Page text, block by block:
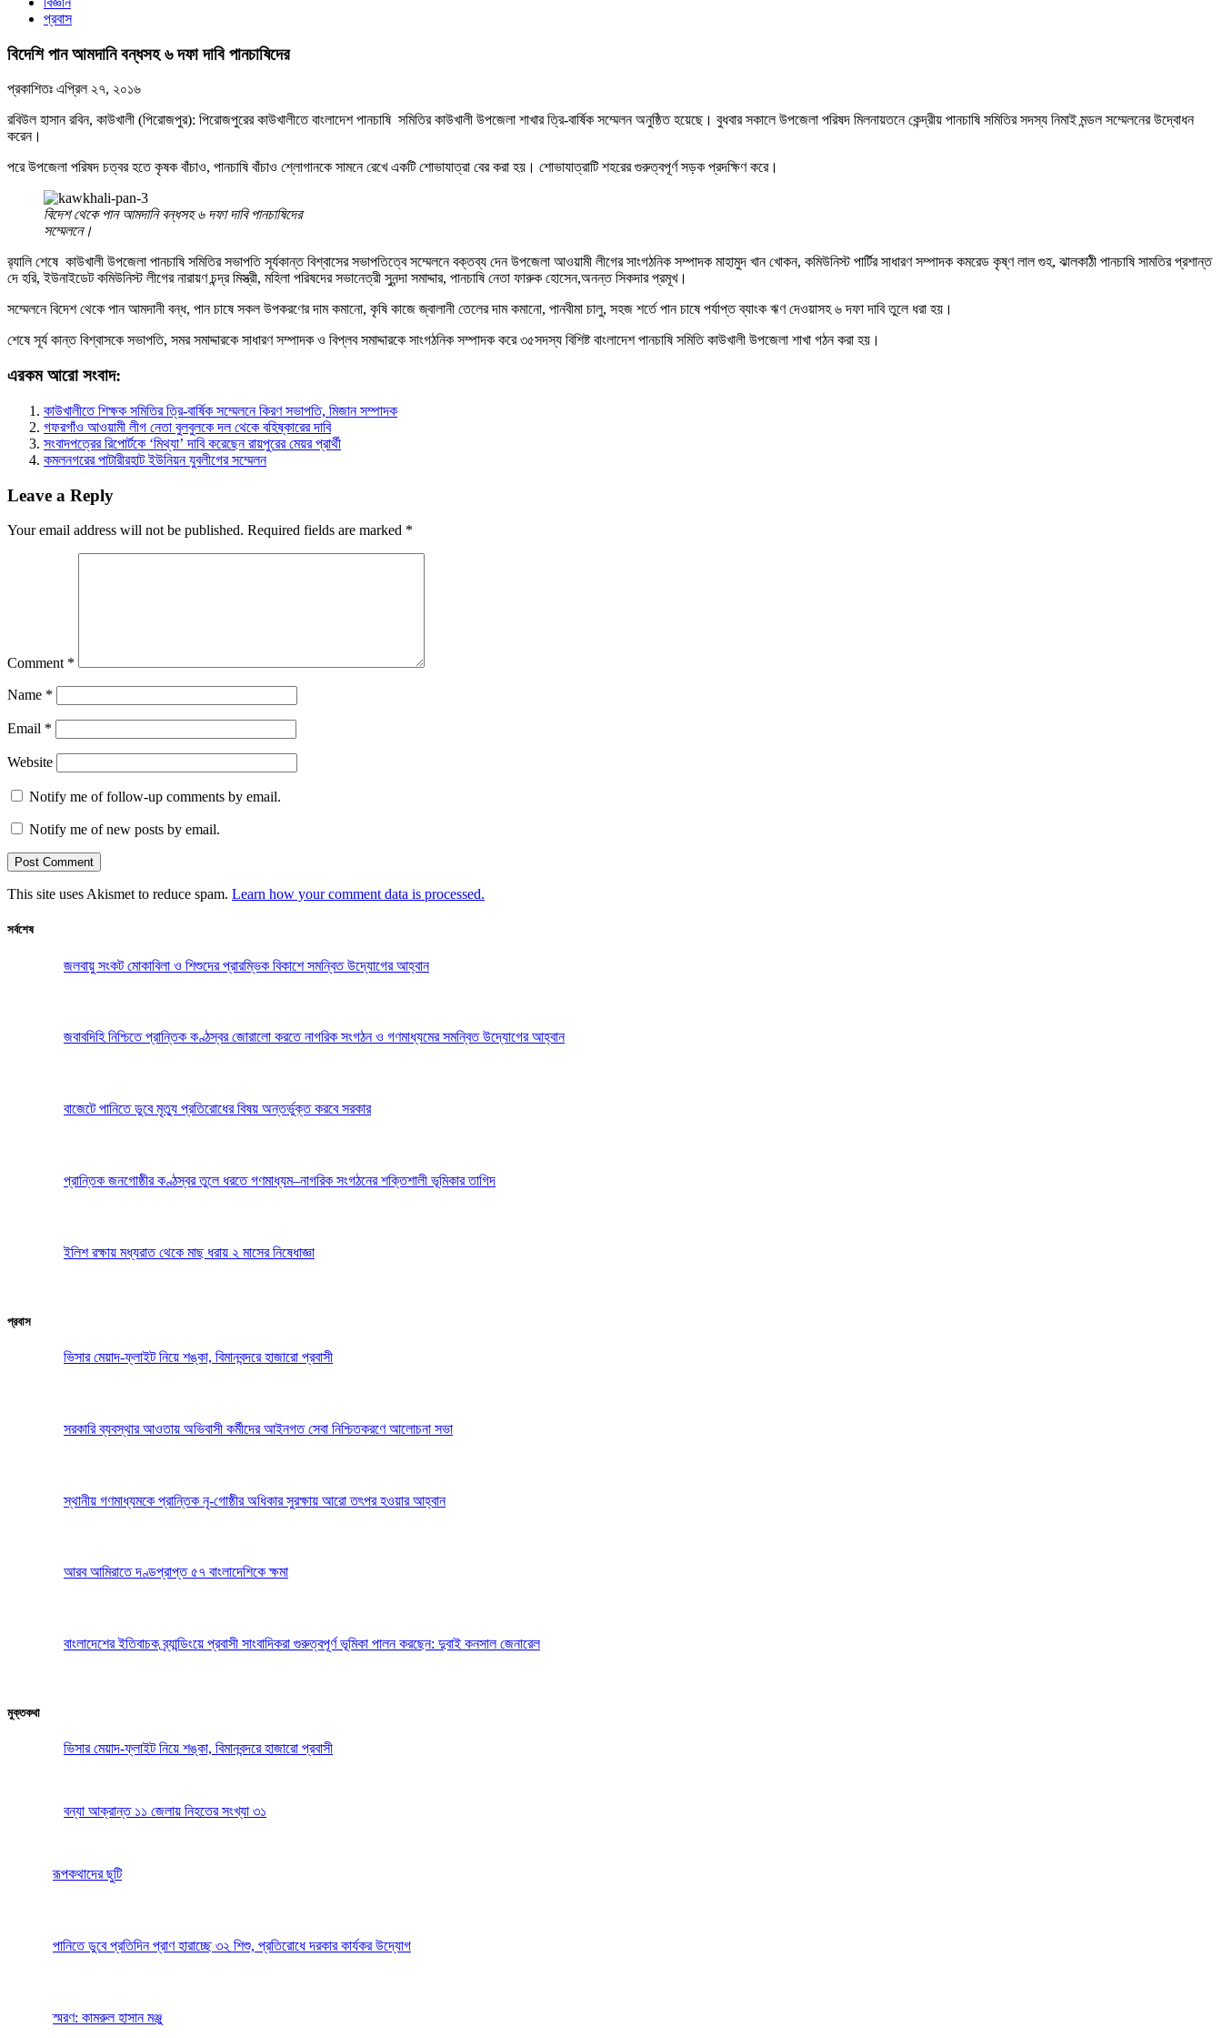
প্রবাস
বিদেশি পান আমদানি বন্ধসহ ৬ দফা দাবি পানচাষিদের
প্রকাশিতঃ এপ্রিল ২৭, ২০১৬
রবিউল হাসান রবিন, কাউখালী (পিরোজপুর): পিরোজপুরের কাউখালীতে বাংলাদেশ পানচাষি সমিতির কাউখালী উপজেলা শাখার ত্রি-বার্ষিক সম্মেলন অনুষ্ঠিত হয়েছে। বুধবার সকালে উপজেলা পরিষদ মিলনায়তনে কেন্দ্রীয় পানচাষি সমিতির সদস্য নিমাই মন্ডল সম্মেলনের উদ্বোধন
করেন।
পরে উপজেলা পরিষদ চত্বর হতে কৃষক বাঁচাও, পানচাষি বাঁচাও শ্লোগানকে সামনে রেখে একটি শোভাযাত্রা বের করা হয়। শোভাযাত্রাটি শহরের গুরুত্বপূর্ণ সড়ক প্রদক্ষিণ করে।
বিদেশ থেকে পান আমদানি বন্ধসহ ৬ দফা দাবি পানচাষিদের
সম্মেলনে।
র‌্যালি শেষে কাউখালী উপজেলা পানচাষি সমিতির সভাপতি সূর্যকান্ত বিশ্বাসের সভাপতিত্বে সম্মেলনে বক্তব্য দেন উপজেলা আওয়ামী লীগের সাংগঠনিক সম্পাদক মাহামুদ খান খোকন, কমিউনিস্ট পার্টির সাধারণ সম্পাদক কমরেড কৃষ্ণ লাল গুহ, ঝালকাঠী পানচাষি সামতির প্রশান্ত
দে হরি, ইউনাইডেট কমিউনিস্ট লীগের নারায়ণ চন্দ্র মিস্ত্রী, মহিলা পরিষদের সভানেত্রী সুনন্দা সমাদ্দার, পানচাষি নেতা ফারুক হোসেন,অনন্ত সিকদার প্রমূখ।
সম্মেলনে বিদেশ থেকে পান আমদানী বন্ধ, পান চাষে সকল উপকরণের দাম কমানো, কৃষি কাজে জ্বালানী তেলের দাম কমানো, পানবীমা চালু, সহজ শর্তে পান চাষে পর্যাপ্ত ব্যাংক ঋণ দেওয়াসহ ৬ দফা দাবি তুলে ধরা হয়।
শেষে সূর্য কান্ত বিশ্বাসকে সভাপতি, সমর সমাদ্দারকে সাধারণ সম্পাদক ও বিপ্লব সমাদ্দারকে সাংগঠনিক সম্পাদক করে ৩৫সদস্য বিশিষ্ট বাংলাদেশ পানচাষি সমিতি কাউখালী উপজেলা শাখা গঠন করা হয়।
এরকম আরো সংবাদ:
কাউখালীতে শিক্ষক সমিতির ত্রি-বার্ষিক সম্মেলনে কিরণ সভাপতি, মিজান সম্পাদক
গফরগাঁও আওয়ামী লীগ নেতা বুলবুলকে দল থেকে বহিষ্কারের দাবি
সংবাদপত্রের রিপোর্টকে ‘মিথ্যা’ দাবি করেছেন রায়পুরের মেয়র প্রার্থী
কমলনগরের পাটারীরহাট ইউনিয়ন যুবলীগের সম্মেলন
Leave a Reply
Your email address will not be published. Required fields are marked *
Comment *
Name *
Email *
Website
Notify me of follow-up comments by email.
Notify me of new posts by email.
This site uses Akismet to reduce spam. Learn how your comment data is processed.
সর্বশেষ
জলবায়ু সংকট মোকাবিলা ও শিশুদের প্রারম্ভিক বিকাশে সমন্বিত উদ্যোগের আহ্বান
জবাবদিহি নিশ্চিতে প্রান্তিক কণ্ঠস্বর জোরালো করতে নাগরিক সংগঠন ও গণমাধ্যমের সমন্বিত উদ্যোগের আহ্বান
বাজেটে পানিতে ডুবে মৃত্যু প্রতিরোধের বিষয় অন্তর্ভুক্ত করবে সরকার
প্রান্তিক জনগোষ্ঠীর কণ্ঠস্বর তুলে ধরতে গণমাধ্যম–নাগরিক সংগঠনের শক্তিশালী ভূমিকার তাগিদ
ইলিশ রক্ষায় মধ্যরাত থেকে মাছ ধরায় ২ মাসের নিষেধাজ্ঞা
প্রবাস
ভিসার মেয়াদ-ফ্লাইট নিয়ে শঙ্কা, বিমানবন্দরে হাজারো প্রবাসী
সরকারি ব্যবস্থার আওতায় অভিবাসী কর্মীদের আইনগত সেবা নিশ্চিতকরণে আলোচনা সভা
স্থানীয় গণমাধ্যমকে প্রান্তিক নৃ-গোষ্ঠীর অধিকার সুরক্ষায় আরো তৎপর হওয়ার আহ্বান
আরব আমিরাতে দণ্ডপ্রাপ্ত ৫৭ বাংলাদেশিকে ক্ষমা
বাংলাদেশের ইতিবাচক ব্র্যান্ডিংয়ে প্রবাসী সাংবাদিকরা গুরুত্বপূর্ণ ভূমিকা পালন করছেন: দুবাই কনসাল জেনারেল
মুক্তকথা
ভিসার মেয়াদ-ফ্লাইট নিয়ে শঙ্কা, বিমানবন্দরে হাজারো প্রবাসী
বন্যা আক্রান্ত ১১ জেলায় নিহতের সংখ্যা ৩১
রূপকথাদের ছুটি
পানিতে ডুবে প্রতিদিন প্রাণ হারাচ্ছে ৩২ শিশু, প্রতিরোধে দরকার কার্যকর উদ্যোগ
স্মরণ: কামরুল হাসান মঞ্জু